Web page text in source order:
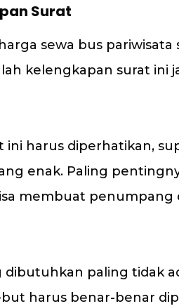
Surat
sewa bus pariwisata
kelengkapan surat ini
ini harus diperhatikan,
enak. Paling
membuat penumpang
paling tidak
harus benar-benar